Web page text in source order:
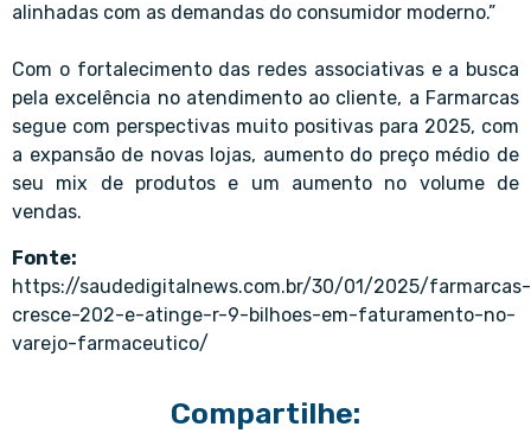
alinhadas com as demandas do consumidor moderno.”
Com o fortalecimento das redes associativas e a busca
pela excelência no atendimento ao cliente, a Farmarcas
segue com perspectivas muito positivas para 2025, com
a expansão de novas lojas, aumento do preço médio de
seu mix de produtos e um aumento no volume de
vendas.
Fonte:
https://saudedigitalnews.com.br/30/01/2025/farmarcas-
cresce-202-e-atinge-r-9-bilhoes-em-faturamento-no-
varejo-farmaceutico/
Compartilhe: